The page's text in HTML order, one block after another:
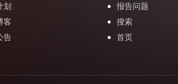
划
客
告
报告问题
搜索
首页